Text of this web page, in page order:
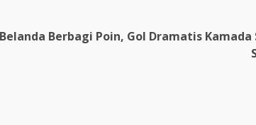
Berbagi Poin, Gol Dramatis